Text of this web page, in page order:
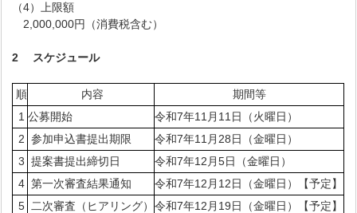
（4）上限額
2,000,000円（消費税含む）
2 スケジュール
順 内容
期間等
1 公募開始
令和7年11月11日（火曜日）
2 参加申込書提出期限
令和7年11月28日（金曜日）
3 提案書提出締切日
令和7年12月5日（金曜日）
4 第一次審査結果通知
令和7年12月12日（金曜日）【予定】
5
二次審査（ヒアリング） 令和7年12月19日（金曜日）【予定】